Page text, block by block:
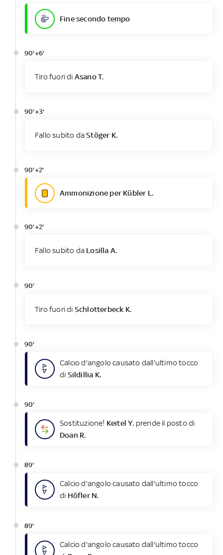
Fine secondo tempo
90'+6'
Tiro fuori di Asano T.
90'+3'
Fallo subito daStöger K.
90'+2'
Ammonizione per Kübler L.
90'+2'
Fallo subito da Losilla A.
90'
Tiro fuori di Schlotterbeck K.
90'
Calcio d'angolo causato dall'ultimo tocco
di Sildillia K.
90'
Sostituzione! Keitel Y. prende il posto di
Doan R.
89'
Calcio d'angolo causato dall'ultimo tocco
di Höfler N.
89'
Calcio d'angolo causato dall'ultimo tocco